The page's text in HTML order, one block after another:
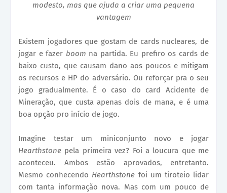
modesto, mas que ajuda a criar uma pequena
vantagem
Existem jogadores que gostam de cards nucleares, de
jogar e fazer boom na partida. Eu prefiro os cards de
baixo custo, que causam dano aos poucos e mitigam
os recursos e HP do adversário. Ou reforçar pra o seu
jogo gradualmente. É o caso do card Acidente de
Mineração, que custa apenas dois de mana, e é uma
boa opção pro início de jogo.
Imagine testar um miniconjunto novo e jogar
Hearthstone pela primeira vez? Foi a loucura que me
aconteceu. Ambos estão aprovados, entretanto.
Mesmo conhecendo Hearthstone foi um tiroteio lidar
com tanta informação nova. Mas com um pouco de